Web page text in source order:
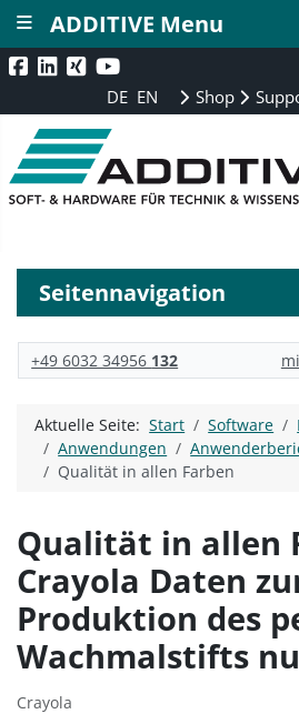
DE EN Shop
Seitennavigation
+49 6032 34956 132
Aktuelle Seite:Start Software
Anwendungen
Qualität in allen Farben
Qualität in allen
Crayola Daten
Produktion des
Wachmalstifts
Crayola
ADDITIVE Menu
≡